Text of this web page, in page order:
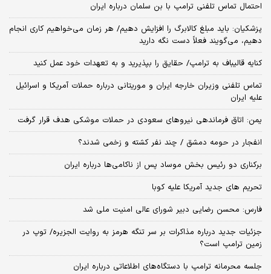
احتمال تماس تلفنی ترامپ با بن سلمان درباره ایران
پزشکیان: باید مبلغ کالابرگ را افزایش دهیم/ هر زمان می‌خواهیم کاری انجام
دهیم، می‌گویند فعلاً دست نگه دارید
کنایه قالیباف به ترامپ/ حقایق را بپذیرید و به تعهدات خود عمل کنید
تماس تلفنی وزیران خارجه ایران و موریتانی درباره حملات آمریکا و اسرائیل
علیه ایران
یمن: اتاق فرماندهی نیروهای سعودی در حملات موشکی هدف قرار گرفت
انفجار در حومه دمشق / چند نفر کشته و زخمی شدند؟
برکناری دو رئیس بخش موساد پس از ناکامی‌ها درباره ایران
تحریم های جدید آمریکا علیه کوبا
فارس: محسن رضایی دبیر شورای عالی امنیت ملی شد
جزئیات جدید درباره مذاکرات بر سر تنگه هرمز به روایت الجزیره/ توپ در
زمین ترامپ است؟
جلسه محرمانه ترامپ با دستگاه‌های اطلاعاتی درباره ایران